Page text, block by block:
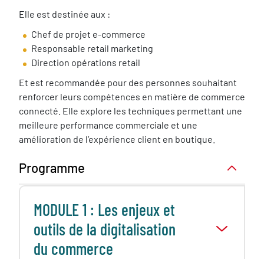
Elle est destinée aux :
Chef de projet e-commerce
Responsable retail marketing
Direction opérations retail
Et est recommandée pour des personnes souhaitant
renforcer leurs compétences en matière de commerce
connecté. Elle explore les techniques permettant une
meilleure performance commerciale et une
amélioration de l’expérience client en boutique.
Programme
MODULE 1 : Les enjeux et
outils de la digitalisation
du commerce